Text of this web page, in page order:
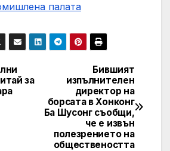
палaта
Бившият
изпълнителен
директор на
борсата в Хонконг
Ба Шусонг съобщи,
че е извън
полезрението на
обществеността
за